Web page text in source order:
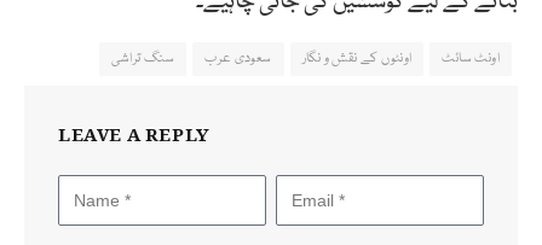
اونٹ سائٹ اونٹوں کے نقش و نگار سعودی عرب سنگ تراشی
LEAVE A REPLY